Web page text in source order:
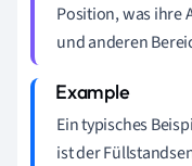
Position, was ihre
und anderen
Ein typisches
ist der